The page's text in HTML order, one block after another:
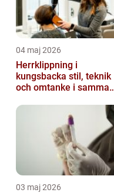
04 maj 2026
Herrklippning i
kungsbacka stil, teknik
och omtanke i samma
03 maj 2026